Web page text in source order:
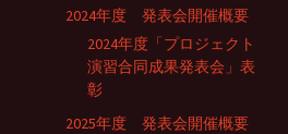
2024年度 発表会開催概要
2024年度「プロジェクト
演習合同成果発表会」表
彰
2025年度 発表会開催概要